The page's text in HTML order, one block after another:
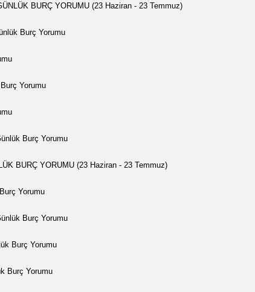
BURÇ YORUMU (23 Haziran - 23 Temmuz)
Burç Yorumu
Yorumu
Burç Yorumu
BURÇ YORUMU (23 Haziran - 23 Temmuz)
Yorumu
Burç Yorumu
Burç Yorumu
Burç Yorumu